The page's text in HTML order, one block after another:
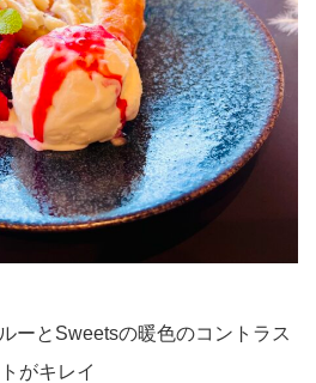
ーとSweetsの暖色のコントラス
トがキレイ